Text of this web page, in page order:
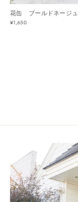
花缶 ブールドネージュ
¥1,650